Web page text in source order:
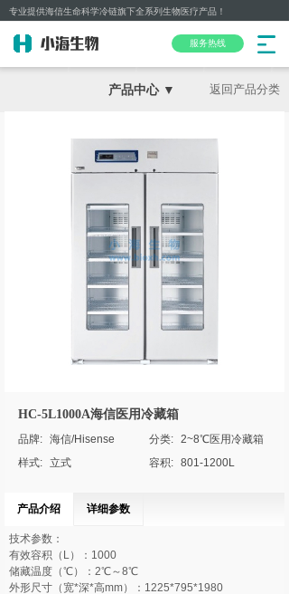
专业提供海信生命科学冷链旗下全系列生物医疗产品！
HC-5L1000A海信医用冷藏箱
品牌: 海信/Hisense 分类: 2~8℃医用冷藏箱
样式: 立式 容积: 801-1200L
产品介绍 详细参数
技术参数：
有效容积（L）：1000
储藏温度（℃）：2℃～8℃
外形尺寸（宽*深*高mm）：1225*795*1980
服务热线
产品中心 ▼ 返回产品分类